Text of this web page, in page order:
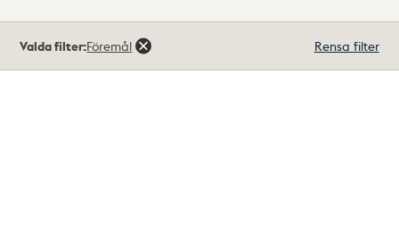
träffar
Valda filter:Föremål Rensa filter